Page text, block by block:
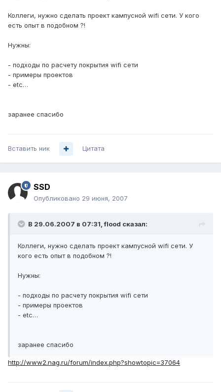
Коллеги, нужно сделать проект кампусной wifi сети. У кого
есть опыт в подобном ?!
Нужны:
- подходы по расчету покрытия wifi сети
- примеры проектов
- etc…
заранее спасибо
Вставить ник Цитата
SSD
Опубликовано 29 июня, 2007
В 29.06.2007 в 07:31, flood сказал:
Коллеги, нужно сделать проект кампусной wifi сети. У
кого есть опыт в подобном ?!
Нужны:
- подходы по расчету покрытия wifi сети
- примеры проектов
- etc…
заранее спасибо
http://www2.nag.ru/forum/index.php?showtopic=37064